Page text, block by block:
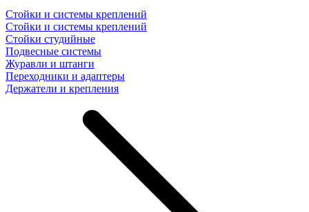
Стойки и системы креплений
Стойки и системы креплений
Стойки студийные
Подвесные системы
Журавли и штанги
Переходники и адаптеры
Держатели и крепления